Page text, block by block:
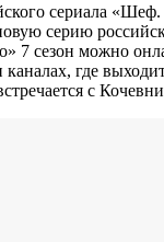
сериала
серию
7 сезон можно
где
с